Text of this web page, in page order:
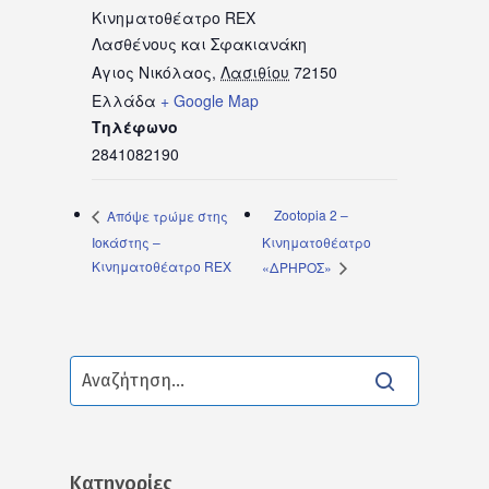
Κινηματοθέατρο REX
Λασθένους και Σφακιανάκη
Αγιος Νικόλαος, Λασιθίου 72150
Ελλάδα + Google Map
Τηλέφωνο
2841082190
Απόψε τρώμε στης
Ιοκάστης –
Κινηματοθέατρο REX
Zootopia 2 –
Κινηματοθέατρο
«ΔΡΗΡΟΣ»
Kατηγορίες